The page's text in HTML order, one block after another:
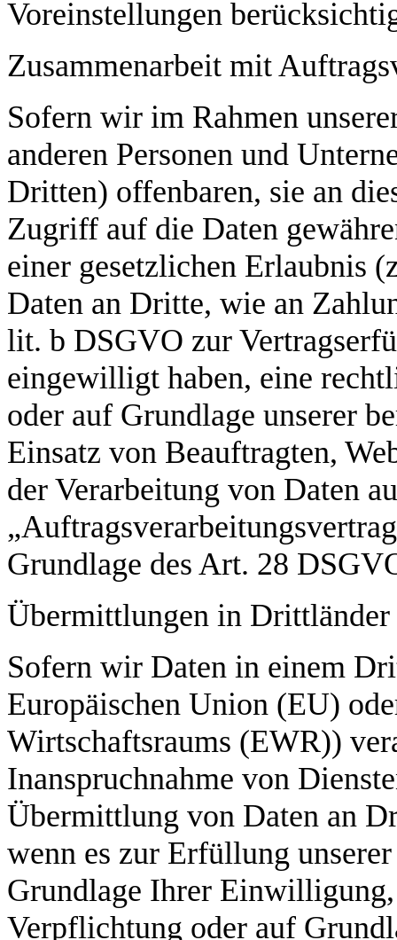
Voreinstellungen
Zusammenarbeit mit
Sofern wir im Rahmen
anderen Personen und
Dritten) offenbaren, sie an
Zugriff auf die Daten
einer gesetzlichen Erlaubnis
Daten an Dritte, wie an
lit. b DSGVO zur
eingewilligt haben, eine
oder auf Grundlage unserer
Einsatz von Beauftragten,
der Verarbeitung von Daten
Grundlage des Art. 28
Übermittlungen in Drittländer
Sofern wir Daten in einem
Europäischen Union (EU)
Wirtschaftsraums (EWR))
Inanspruchnahme von
Übermittlung von Daten an
wenn es zur Erfüllung
Grundlage Ihrer
Verpflichtung oder auf